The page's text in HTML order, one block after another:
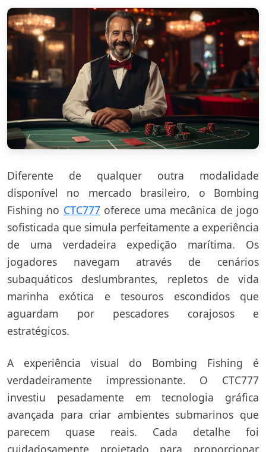
Diferente de qualquer outra modalidade
disponível no mercado brasileiro, o Bombing
Fishing no CTC777oferece uma mecânica de jogo
sofisticada que simula perfeitamente a experiência
de uma verdadeira expedição marítima. Os
jogadores navegam através de cenários
subaquáticos deslumbrantes, repletos de vida
marinha exótica e tesouros escondidos que
aguardam por pescadores corajosos e
estratégicos.
A experiência visual do Bombing Fishing é
verdadeiramente impressionante. O CTC777
investiu pesadamente em tecnologia gráfica
avançada para criar ambientes submarinos que
parecem quase reais. Cada detalhe foi
cuidadosamente projetado para proporcionar